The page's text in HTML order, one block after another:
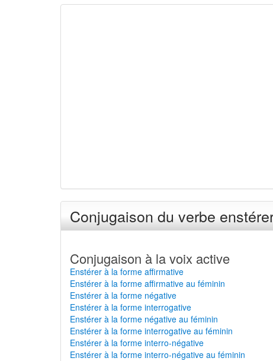
Conjugaison du verbe
Conjugaison à la voix active
Enstérer à la forme affirmative
Enstérer à la forme affirmative au féminin
Enstérer à la forme négative
Enstérer à la forme interrogative
Enstérer à la forme négative au féminin
Enstérer à la forme interrogative au féminin
Enstérer à la forme interro-négative
Enstérer à la forme interro-négative au féminin